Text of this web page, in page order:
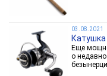
03.08.2021
Катушка
Еще
о